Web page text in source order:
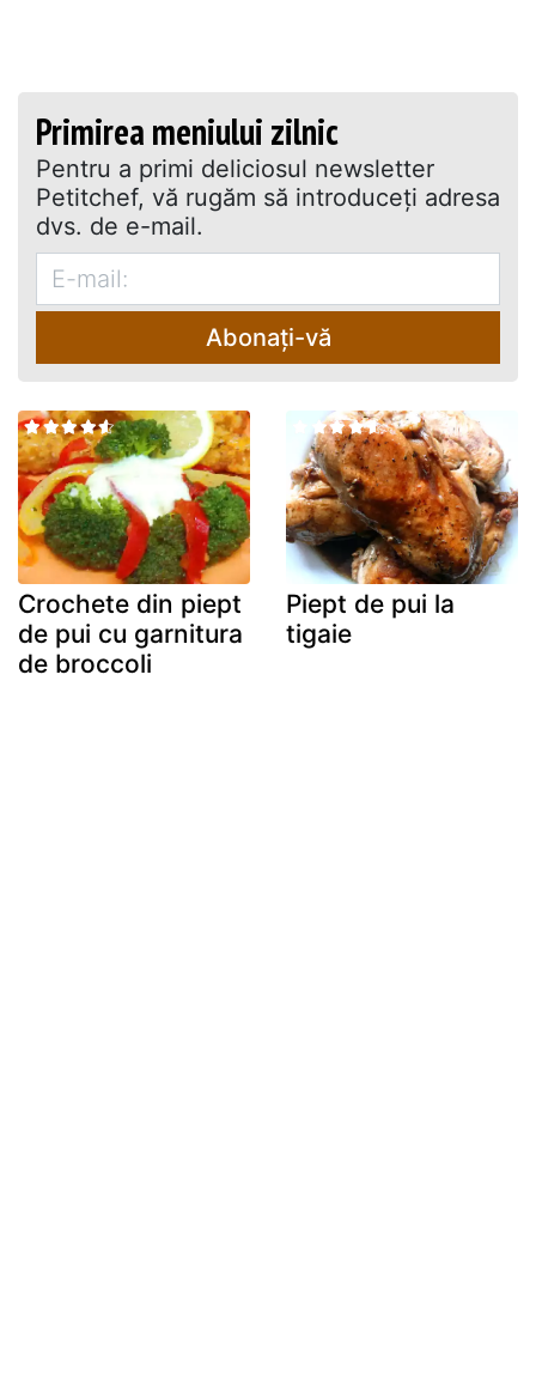
Primirea meniului zilnic
Pentru a primi deliciosul newsletter
Petitchef, vă rugăm să introduceţi adresa
dvs. de e-mail.
Abonați-vă
Crochete din piept
de pui cu garnitura
de broccoli
Piept de pui la
tigaie